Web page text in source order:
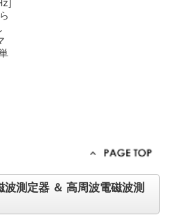
波測定器 ＆ 高周波電磁波測